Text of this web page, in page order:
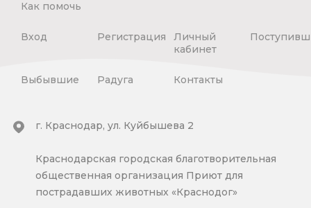
Как помочь
Вход Регистрация
Личный
кабинет
Выбывшие Радуга Контакты
г. Краснодар, ул. Куйбышева 2
Краснодарская городская благотворительная
общественная организация Приют для
пострадавших животных «Краснодог»